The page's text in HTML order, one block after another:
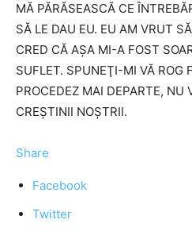
MĂ PĂRĂSEASCĂ CE
SĂ LE DAU EU. EU AM VRUT
CRED CĂ AŞA MI-A FOST
SUFLET. SPUNEŢI-MI VĂ ROG
PROCEDEZ MAI DEPARTE, NU
CREŞTINII NOŞTRII.
Share
Facebook
Twitter